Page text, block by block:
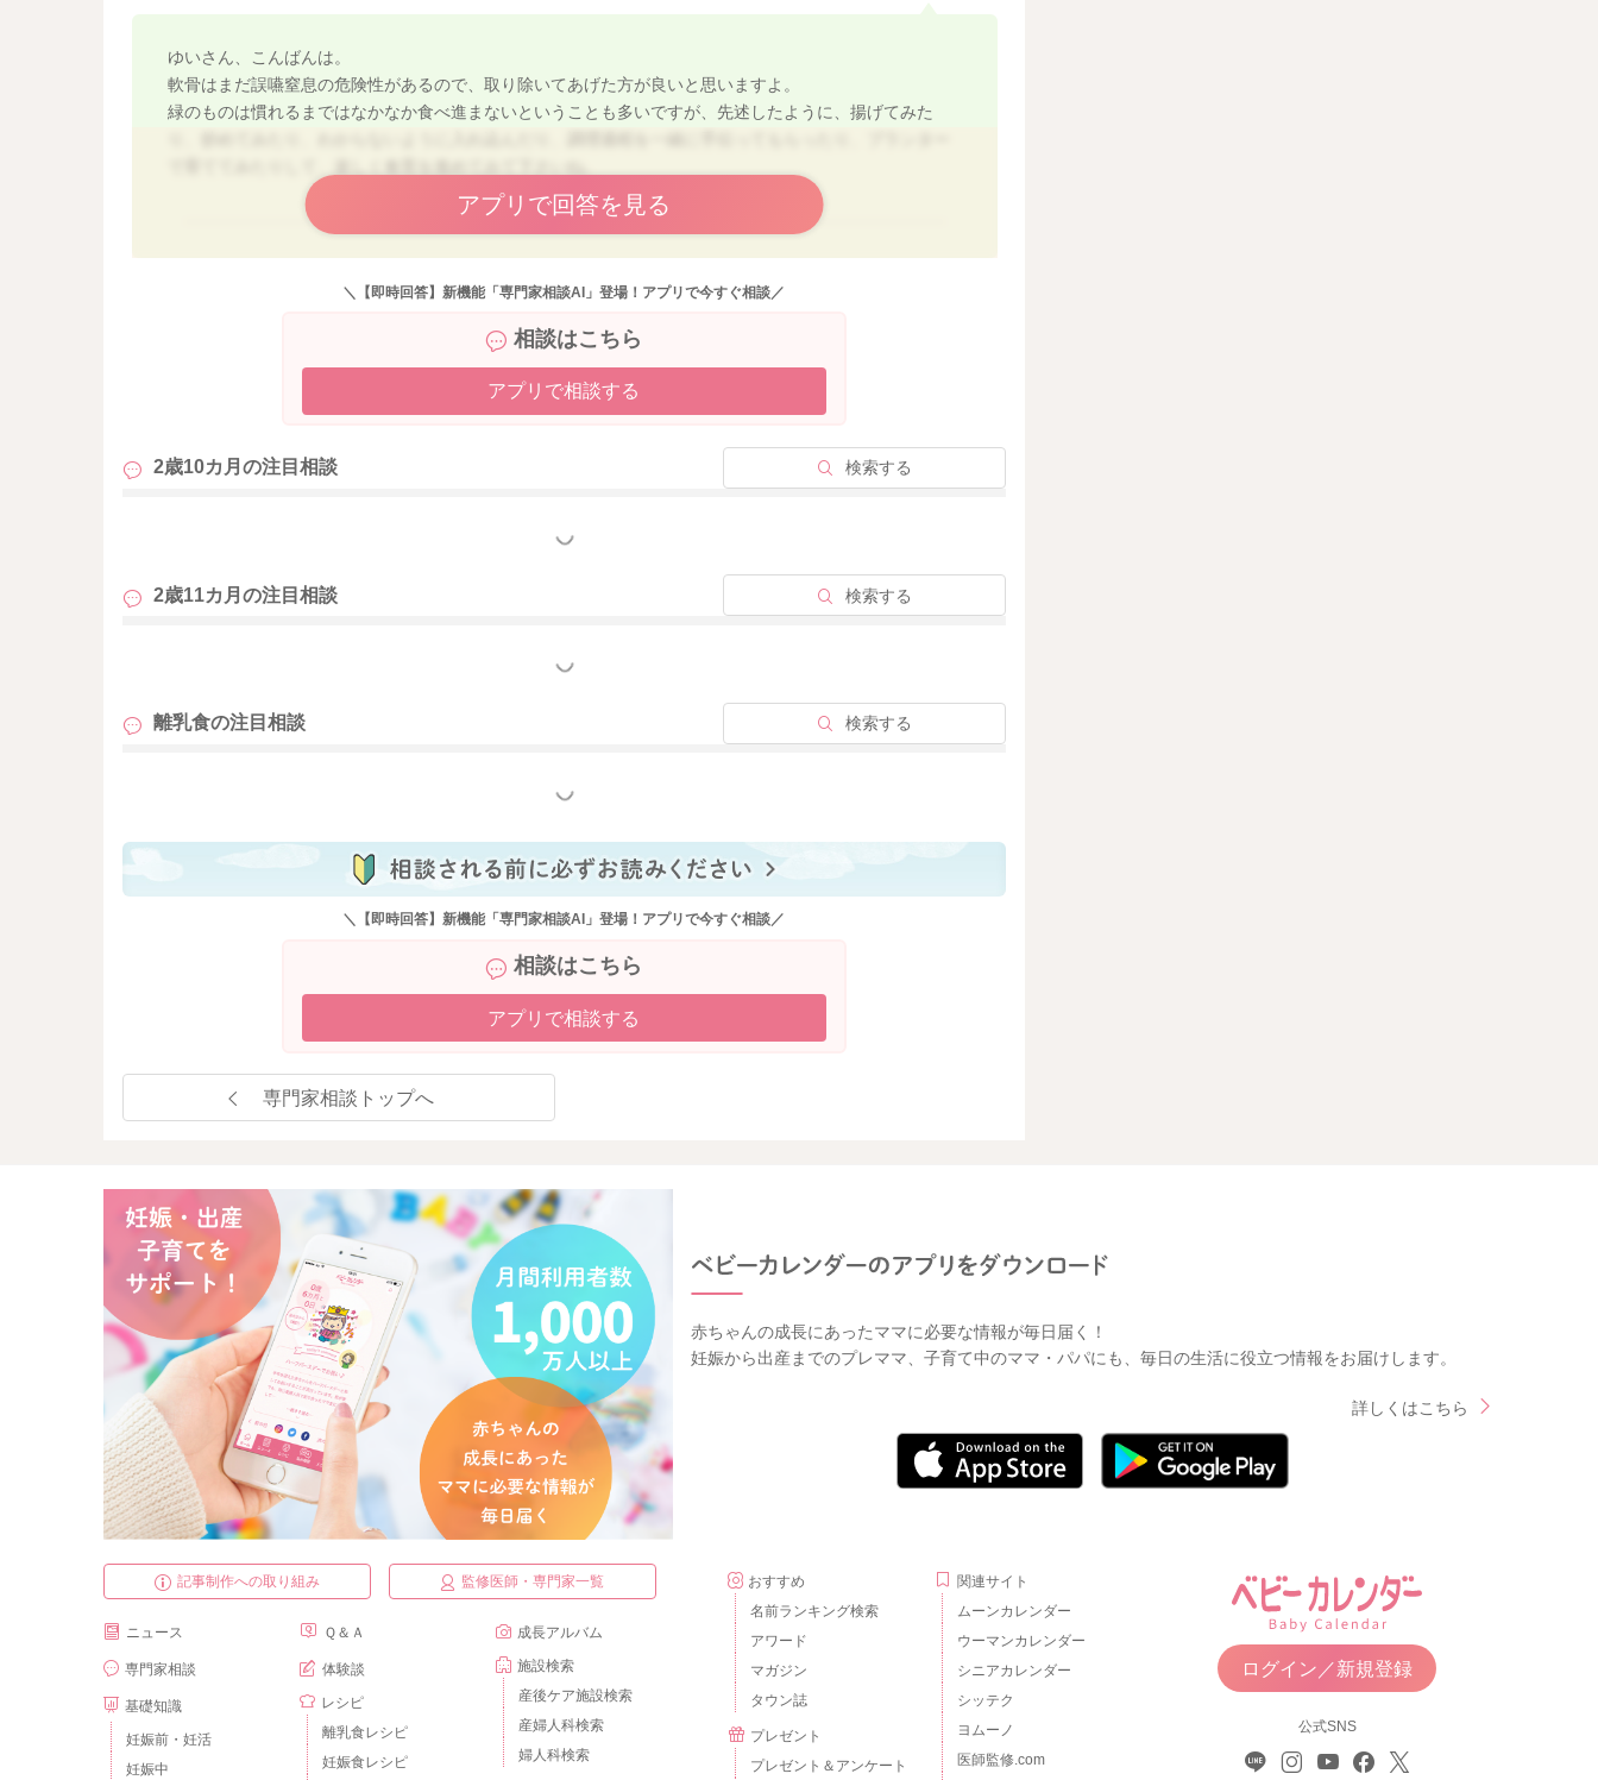
ゆいさん、こんばんは。
軟骨はまだ誤嚥窒息の危険性があるので、取り除いてあげた方が良いと思いますよ。
緑のものは慣れるまではなかなか食べ進まないということも多いですが、先述したように、揚げてみた
アプリで回答を見る
＼【即時回答】新機能「専門家相談AI」登場！アプリで今すぐ相談／
相談はこちら
アプリで相談する
2歳10カ月の注目相談 検索する
もっと見る
2歳11カ月の注目相談 検索する
もっと見る
離乳食の注目相談 検索する
もっと見る
＼【即時回答】新機能「専門家相談AI」登場！アプリで今すぐ相談／
相談はこちら
アプリで相談する
専門家相談トップへ
赤ちゃんの成長にあったママに必要な情報が毎日届く！
妊娠から出産までのプレママ、子育て中のママ・パパにも、毎日の生活に役立つ情報をお届けします。
詳しくはこちら
記事制作への取り組み 監修医師・専門家一覧
ニュース
専門家相談
基礎知識
妊娠前・妊活
妊娠中
Ｑ＆Ａ
体験談
レシピ
離乳食レシピ
妊娠食レシピ
成長アルバム
施設検索
産後ケア施設検索
産婦人科検索
婦人科検索
おすすめ
名前ランキング検索
アワード
マガジン
タウン誌
プレゼント
プレゼント＆アンケート
関連サイト
ムーンカレンダー
ウーマンカレンダー
シニアカレンダー
シッテク
ヨムーノ
医師監修.com
ログイン／新規登録
公式SNS